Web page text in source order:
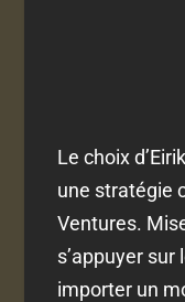
Le choix
une stratégie
Ventures.
s’appuyer
importer un